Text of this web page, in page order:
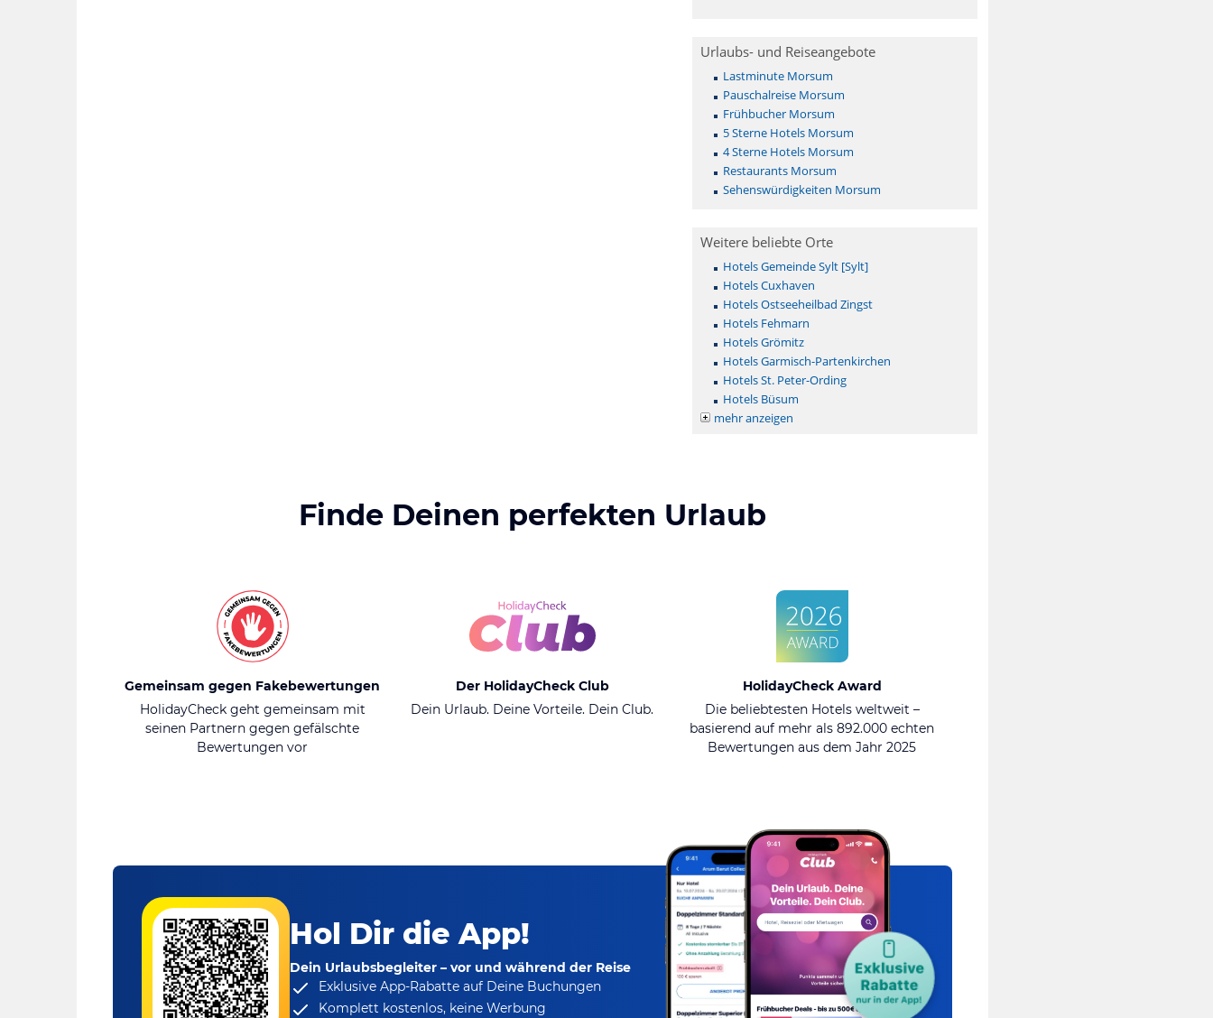
Urlaubs- und Reiseangebote
Lastminute Morsum
Pauschalreise Morsum
Frühbucher Morsum
5 Sterne Hotels Morsum
4 Sterne Hotels Morsum
Restaurants Morsum
Sehenswürdigkeiten Morsum
Weitere beliebte Orte
Hotels Gemeinde Sylt [Sylt]
Hotels Cuxhaven
Hotels Ostseeheilbad Zingst
Hotels Fehmarn
Hotels Grömitz
Hotels Garmisch-Partenkirchen
Hotels St. Peter-Ording
Hotels Büsum
mehr anzeigen
Finde Deinen perfekten Urlaub
Gemeinsam gegen Fakebewertungen
HolidayCheck geht gemeinsam mit
seinen Partnern gegen gefälschte
Bewertungen vor
Der HolidayCheck Club
Dein Urlaub. Deine Vorteile. Dein Club.
HolidayCheck Award
Die beliebtesten Hotels weltweit –
basierend auf mehr als 892.000 echten
Bewertungen aus dem Jahr 2025
Hol Dir die App!
Dein Urlaubsbegleiter – vor und während der Reise
Exklusive App-Rabatteauf Deine Buchungen
Komplett kostenlos, keine Werbung